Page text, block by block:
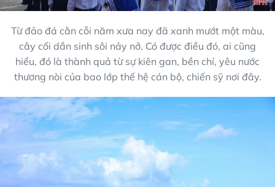
Từ đảo đá cằn cỗi năm xưa nay đã xanh mướt một màu,
cây cối dần sinh sôi nảy nở. Có được điều đó, ai cũng
hiểu, đó là thành quả từ sự kiên gan, bền chí, yêu nước
thương nòi của bao lớp thế hệ cán bộ, chiến sỹ nơi đây.